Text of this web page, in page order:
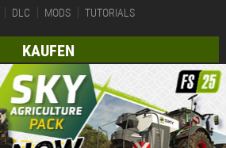
DLC MODS TUTORIALS
KAUFEN